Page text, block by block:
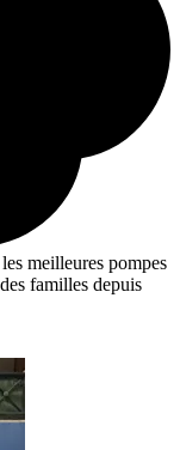
meilleures pompes
familles depuis